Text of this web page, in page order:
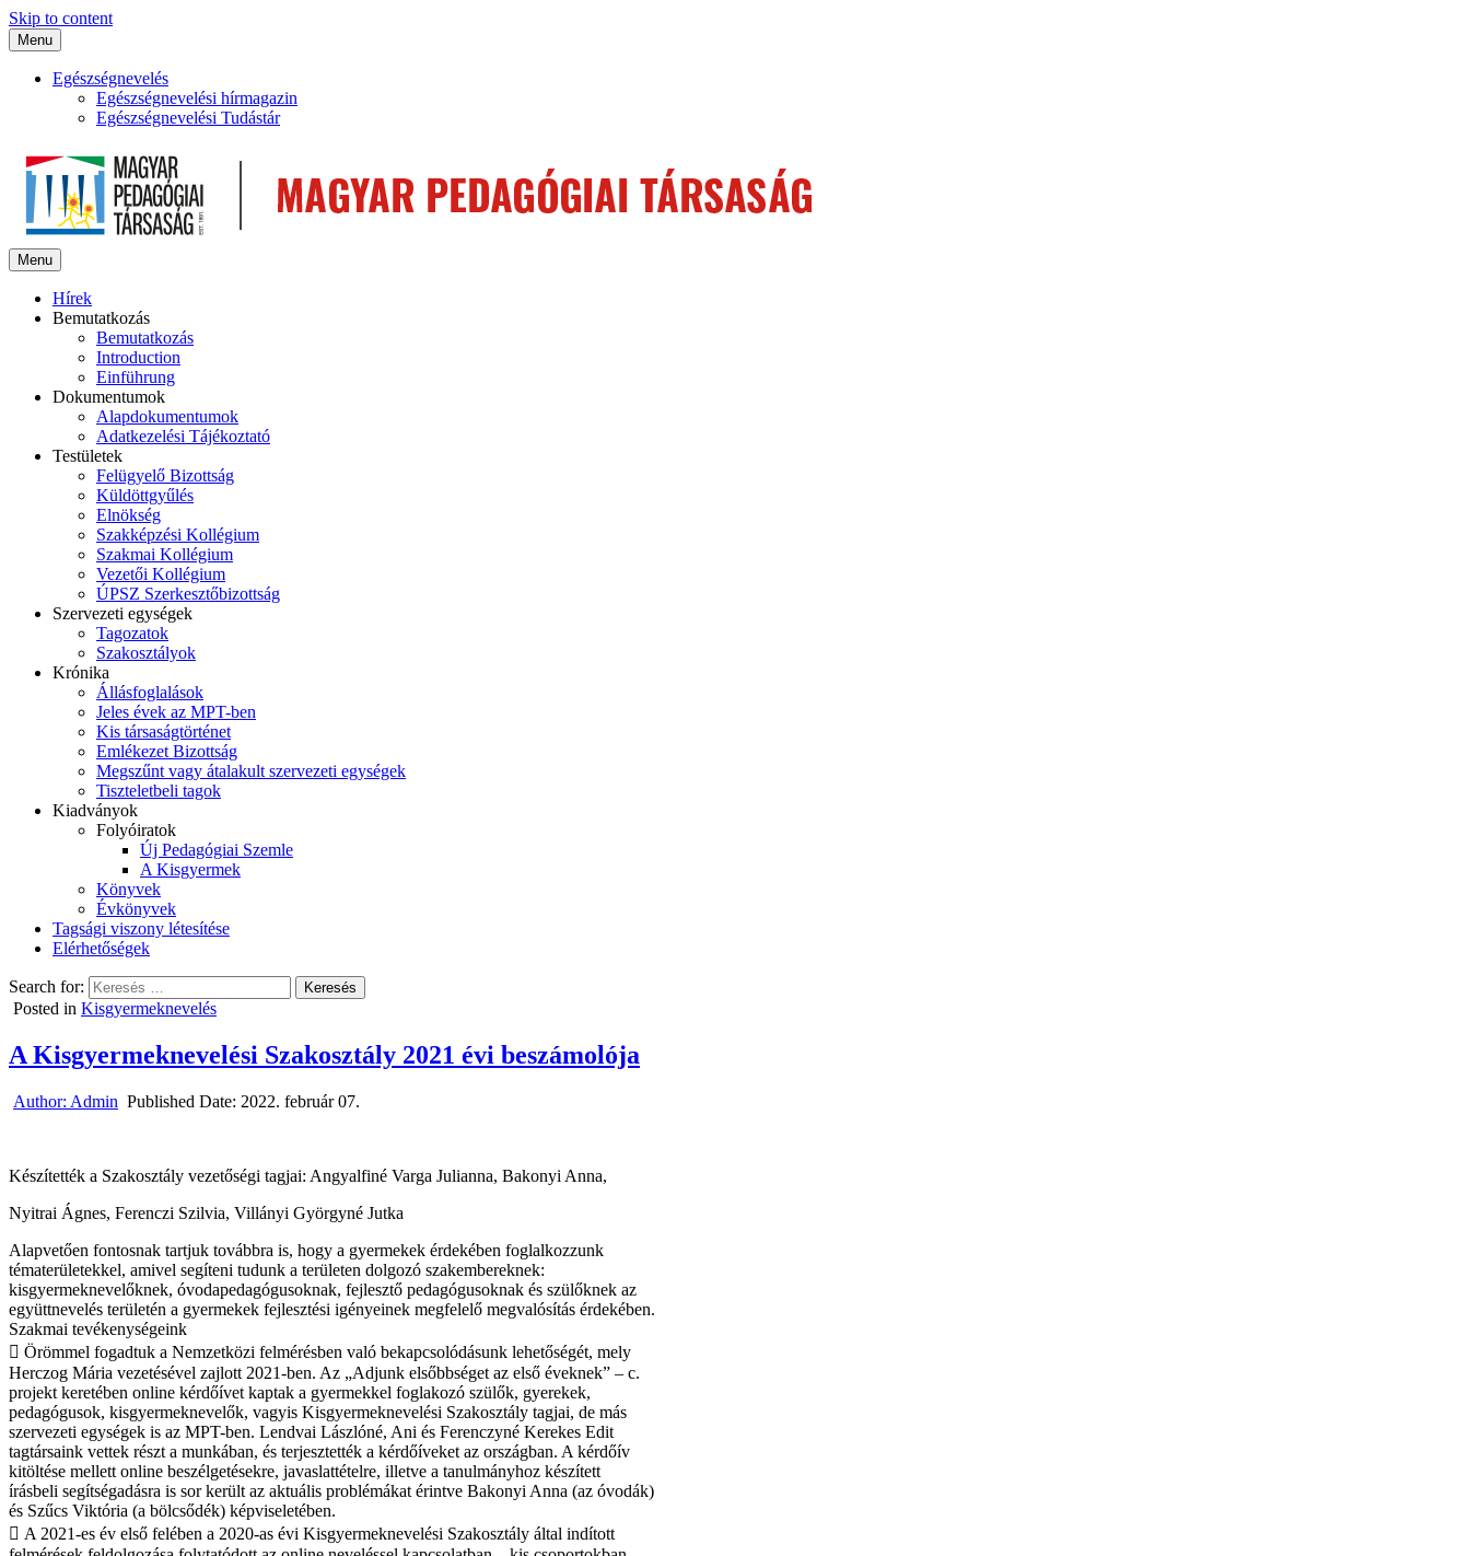
Skip to content
Menu
Egészségnevelés
Egészségnevelési hírmagazin
Egészségnevelési Tudástár
Menu
Hírek
Bemutatkozás
Bemutatkozás
Introduction
Einführung
Dokumentumok
Alapdokumentumok
Adatkezelési Tájékoztató
Testületek
Felügyelő Bizottság
Küldöttgyűlés
Elnökség
Szakképzési Kollégium
Szakmai Kollégium
Vezetői Kollégium
ÚPSZ Szerkesztőbizottság
Szervezeti egységek
Tagozatok
Szakosztályok
Krónika
Állásfoglalások
Jeles évek az MPT-ben
Kis társaságtörténet
Emlékezet Bizottság
Megszűnt vagy átalakult szervezeti egységek
Tiszteletbeli tagok
Kiadványok
Folyóiratok
Új Pedagógiai Szemle
A Kisgyermek
Könyvek
Évkönyvek
Tagsági viszony létesítése
Elérhetőségek
Search for:
Posted in Kisgyermeknevelés
A Kisgyermeknevelési Szakosztály 2021 évi beszámolója
Author: Admin Published Date: 2022. február 07.
Készítették a Szakosztály vezetőségi tagjai: Angyalfiné Varga Julianna, Bakonyi Anna,
Nyitrai Ágnes, Ferenczi Szilvia, Villányi Györgyné Jutka
Alapvetően fontosnak tartjuk továbbra is, hogy a gyermekek érdekében foglalkozzunk
tématerületekkel, amivel segíteni tudunk a területen dolgozó szakembereknek:
kisgyermeknevelőknek, óvodapedagógusoknak, fejlesztő pedagógusoknak és szülőknek az
együttnevelés területén a gyermekek fejlesztési igényeinek megfelelő megvalósítás érdekében.
Szakmai tevékenységeink
 Örömmel fogadtuk a Nemzetközi felmérésben való bekapcsolódásunk lehetőségét, mely
Herczog Mária vezetésével zajlott 2021-ben. Az „Adjunk elsőbbséget az első éveknek” – c.
projekt keretében online kérdőívet kaptak a gyermekkel foglakozó szülők, gyerekek,
pedagógusok, kisgyermeknevelők, vagyis Kisgyermeknevelési Szakosztály tagjai, de más
szervezeti egységek is az MPT-ben. Lendvai Lászlóné, Ani és Ferenczyné Kerekes Edit
tagtársaink vettek részt a munkában, és terjesztették a kérdőíveket az országban. A kérdőív
kitöltése mellett online beszélgetésekre, javaslattételre, illetve a tanulmányhoz készített
írásbeli segítségadásra is sor került az aktuális problémákat érintve Bakonyi Anna (az óvodák)
és Szűcs Viktória (a bölcsődék) képviseletében.
 A 2021-es év első felében a 2020-as évi Kisgyermeknevelési Szakosztály által indított